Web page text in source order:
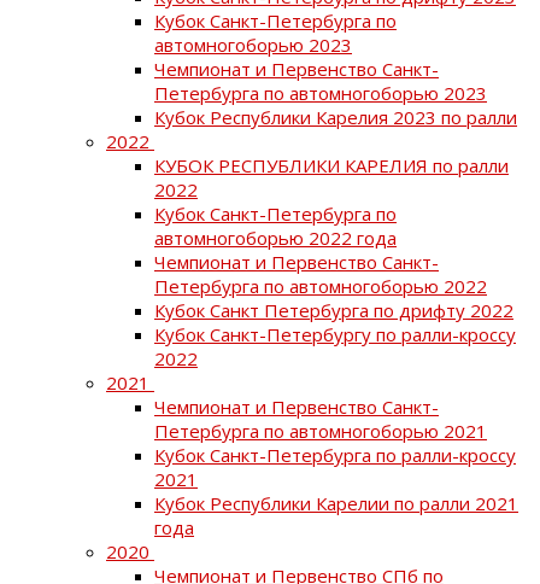
Кубок Санкт-Петербурга по
автомногоборью 2023
Чемпионат и Первенство Санкт-
Петербурга по автомногоборью 2023
Кубок Республики Карелия 2023 по ралли
2022
КУБОК РЕСПУБЛИКИ КАРЕЛИЯ по ралли
2022
Кубок Санкт-Петербурга по
автомногоборью 2022 года
Чемпионат и Первенство Санкт-
Петербурга по автомногоборью 2022
Кубок Санкт Петербурга по дрифту 2022
Кубок Санкт-Петербургу по ралли-кроссу
2022
2021
Чемпионат и Первенство Санкт-
Петербурга по автомногоборью 2021
Кубок Санкт-Петербурга по ралли-кроссу
2021
Кубок Республики Карелии по ралли 2021
года
2020
Чемпионат и Первенство СПб по